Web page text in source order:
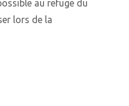
au refuge du
lors de la